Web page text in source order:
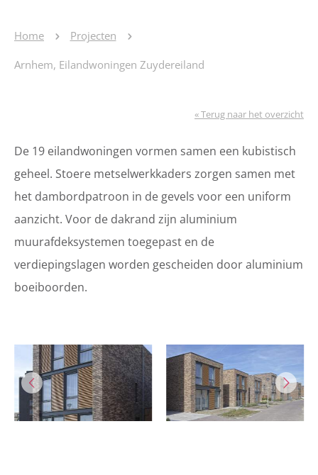
Home Projecten
Arnhem, Eilandwoningen Zuydereiland
« Terug naar het overzicht
De 19 eilandwoningen vormen samen een kubistisch
geheel. Stoere metselwerkkaders zorgen samen met
het dambordpatroon in de gevels voor een uniform
aanzicht. Voor de dakrand zijn aluminium
muurafdeksystemen toegepast en de
verdiepingslagen worden gescheiden door aluminium
boeiboorden.